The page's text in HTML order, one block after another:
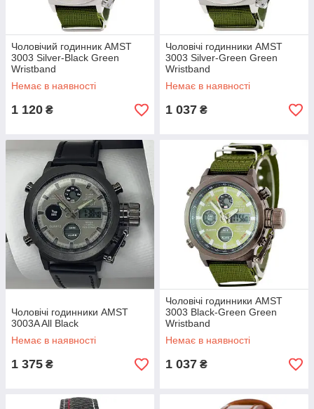
Чоловічий годинник AMST
3003 Silver-Black Green
Wristband
Немає в наявності
1 120 ₴
Чоловічі годинники AMST
3003 Silver-Green Green
Wristband
Немає в наявності
1 037 ₴
Чоловічі годинники AMST
3003A All Black
Немає в наявності
1 375 ₴
Чоловічі годинники AMST
3003 Black-Green Green
Wristband
Немає в наявності
1 037 ₴